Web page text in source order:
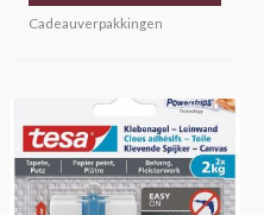
Cadeauverpakkingen